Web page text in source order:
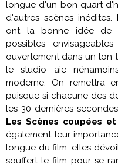
longue d'un bon quart
d'autres scènes inédites.
ont la bonne idée de
possibles
ouvertement dans un ton
le studio aie
moderne. On remettra
puisque si chacune des
les 30 dernières
Les Scènes coupées et
également leur
longue du film, elles
souffert le film pour se